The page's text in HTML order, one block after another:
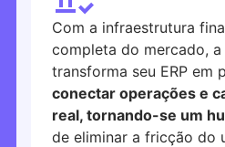
Com a infraestrutura
completa do mercado,
transforma seu ERP em
conectar operações e
real, tornando-se um
de eliminar a fricção do